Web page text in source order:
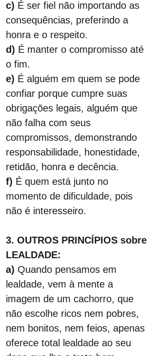
c) É ser fiel não importando as
consequências, preferindo a
honra e o respeito.
d) É manter o compromisso até
o fim.
e) É alguém em quem se pode
confiar porque cumpre suas
obrigações legais, alguém que
não falha com seus
compromissos, demonstrando
responsabilidade, honestidade,
retidão, honra e decência.
f) É quem está junto no
momento de dificuldade, pois
não é interesseiro.
3. OUTROS PRINCÍPIOS sobre
LEALDADE:
a) Quando pensamos em
lealdade, vem à mente a
imagem de um cachorro, que
não escolhe ricos nem pobres,
nem bonitos, nem feios, apenas
oferece total lealdade ao seu